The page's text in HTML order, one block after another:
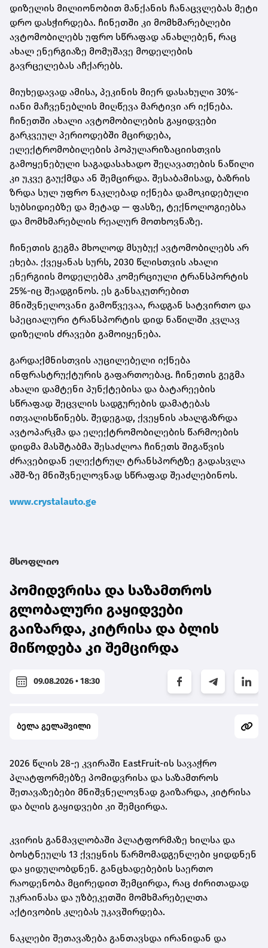
დიზელის მილიონობით მანქანის ჩანაცვლებას მეტი
დრო დასჭირდება. ჩინეთში კი მომხმარებლები
ავტომობილებს უფრო სწრაფად ანახლებენ, რაც
ახალ ენერგიაზე მომუშავე მოდელების
გავრცელებას აჩქარებს.
მიუხედავად ამისა, პეკინის მიერ დასახული 30%-
იანი მაჩვენებლის მიღწევა მარტივი არ იქნება.
ჩინეთში ახალი ავტომობილების გაყიდვები
გარკვეულ პერიოდებში მცირდება,
ელექტრომობილების პოპულარიზაციისთვის
გამოყენებული საგადასახადო შეღავათების ნაწილი
კი უკვე გაუქმდა ან შემცირდა. შესაბამისად, ბაზრის
ზრდა სულ უფრო ნაკლებად იქნება დამოკიდებული
სუბსიდიებზე და მეტად — ფასზე, ტექნოლოგიებსა
და მომხმარებლის რეალურ მოთხოვნაზე.
ჩინეთის გეგმა მხოლოდ მსუბუქ ავტომობილებს არ
ეხება. ქვეყანას სურს, 2030 წლისთვის ახალი
ენერგიის მოდელებმა კომერციული ტრანსპორტის
25%-იც შეადგინოს. ეს განსაკუთრებით
მნიშვნელოვანი გამოწვევაა, რადგან სატვირთო და
სპეციალური ტრანსპორტის დიდ ნაწილში კვლავ
დიზელის ძრავები გამოიყენება.
გარდაქმნისთვის აუცილებელი იქნება
ინფრასტრუქტურის გაფართოებაც. ჩინეთის გეგმა
ახალი დამტენი პუნქტებისა და ბატარეების
სწრაფად შეცვლის სადგურების დამატებას
ითვალისწინებს. შედეგად, ქვეყნის ახალგაზრდა
ავტოპარკმა და ელექტრომობილების წარმოების
დიდმა მასშტაბმა შესაძლოა ჩინეთს შიგაწვის
ძრავებიდან ელექტრულ ტრანსპორტზე გადასვლა
აშშ-ზე მნიშვნელოვნად სწრაფად შეაძლებინოს.
www.crystalauto.ge
მსოფლიო
პომიდვრისა და საზამთროს
გლობალური გაყიდვები
გაიზარდა, კიტრისა და ბლის
მიწოდება კი შემცირდა
09.08.2026 • 18:30
ბელა გელაშვილი
2026 წლის 28-ე კვირაში EastFruit-ის სავაჭრო
პლატფორმებზე პომიდვრისა და საზამთროს
შეთავაზებები მნიშვნელოვნად გაიზარდა, კიტრისა
და ბლის გაყიდვები კი შემცირდა.
კვირის განმავლობაში პლატფორმაზე ხილსა და
ბოსტნეულს 13 ქვეყნის წარმომადგენლები ყიდდნენ
და ყიდულობდნენ. განცხადებების საერთო
რაოდენობა მცირედით შემცირდა, რაც ძირითადად
უკრაინასა და უზბეკეთში მომხმარებელთა
აქტივობის კლებას უკავშირდება.
ნაკლები შეთავაზება განთავსდა ირანიდან და